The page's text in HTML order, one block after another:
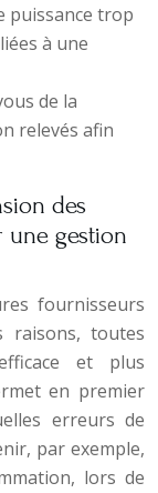
puissance trop
à une
de la
relevés afin
des
une gestion
fournisseurs
raisons, toutes
et plus
en premier
erreurs de
par exemple,
lors de